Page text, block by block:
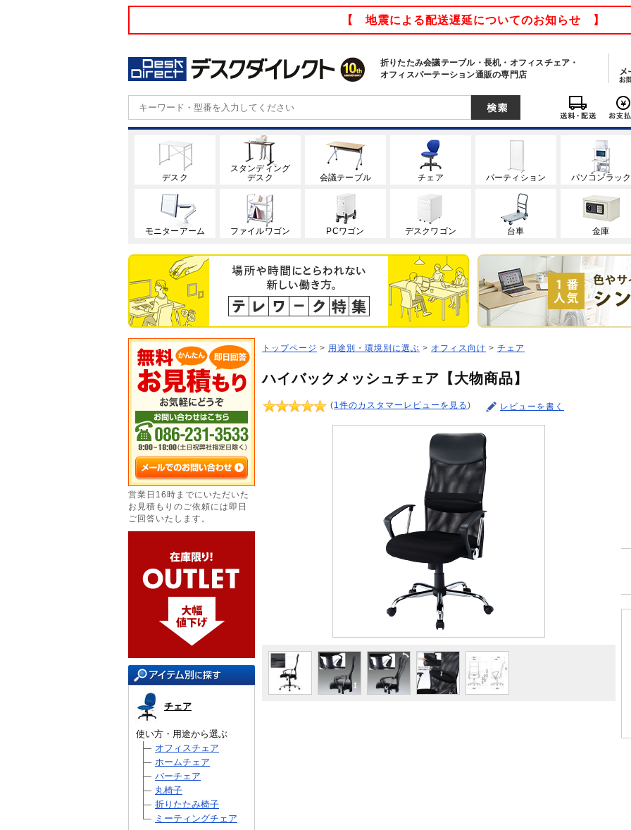
【 地震による配送遅延についてのお知らせ 】
折りたたみ会議テーブル・長机・オフィスチェア・
オフィスパーテーション通販の専門店
デスク
スタンディング
デスク
会議テーブル チェア パーティション パソコンラック
モニターアーム ファイルワゴン PCワゴン デスクワゴン 台車 金庫
営業日16時までにいただいた
お見積もりのご依頼には即日
ご回答いたします。
チェア
使い方・用途から選ぶ
オフィスチェア
ホームチェア
バーチェア
丸椅子
折りたたみ椅子
ミーティングチェア
トップページ > 用途別・環境別に選ぶ > オフィス向け > チェア
ハイバックメッシュチェア【大物商品】
(1件のカスタマーレビューを見る) レビューを書く